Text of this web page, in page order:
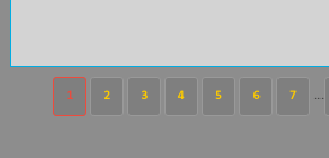
1 2 3 4 5 6 7 ...